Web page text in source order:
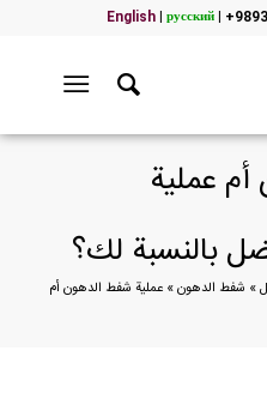
|
English| русский
عملية
بالنسبة لك؟
» شفط الدهون» عملية شفط الدهون أم